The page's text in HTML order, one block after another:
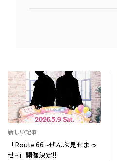
新しい記事
「Route 66 ~ぜんぶ見せまっ
せ~」開催決定!!